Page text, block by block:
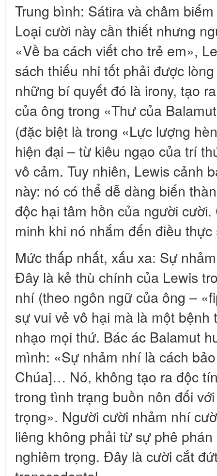
Trung bình: Sátira và châm
Loại cười này cần thiết nhưng
«Về ba cách viết cho trẻ em»,
sách thiếu nhi tốt phải được
những bí quyết đó là irony, tạo
của ông trong «Thư của
(đặc biệt là trong «Lực lượng
hiện đại – từ kiêu ngạo của trí
vô cảm. Tuy nhiên, Lewis cảnh
này: nó có thể dễ dàng biến
độc hại tâm hồn của người
minh khi nó nhắm đến điều
Mức thấp nhất, xấu xa: Sự
Đây là kẻ thù chính của Lewis
nhí (theo ngôn ngữ của ông –
sự vui vẻ vô hại mà là một
nhạo mọi thứ. Bác ác Balamut
mình: «Sự nhảm nhí là cách
Chúa]… Nó, không tạo ra độc
trong tình trạng buồn nôn đối
trọng». Người cười nhảm nhí
liêng không phải từ sự phê
nghiêm trọng. Đây là cười cắt